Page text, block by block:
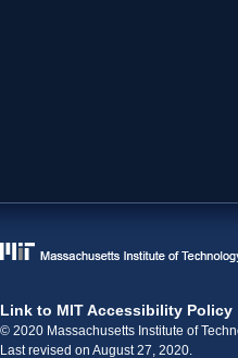
Link to MIT Accessibility Policy
© 2020 Massachusetts Institute of
Last revised on August 27, 2020.